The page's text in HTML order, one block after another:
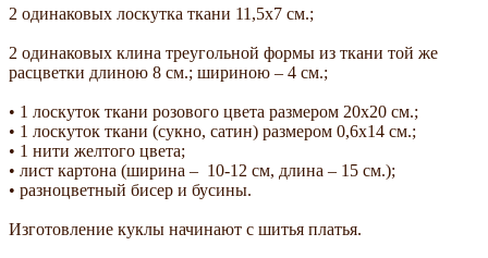
2 одинаковых лоскутка ткани 11,5х7 см.;
2 одинаковых клина треугольной формы из ткани той же
расцветки длиною 8 см.; шириною – 4 см.;
• 1 лоскуток ткани розового цвета размером 20х20 см.;
• 1 лоскуток ткани (сукно, сатин) размером 0,6х14 см.;
• 1 нити желтого цвета;
• лист картона (ширина – 10-12 см, длина – 15 см.);
• разноцветный бисер и бусины.
Изготовление куклы начинают с шитья платья.